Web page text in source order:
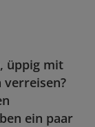
üppig mit
ein paar